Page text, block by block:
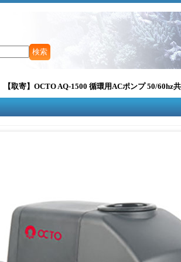
【取寄】OCTO AQ-1500 循環用ACポンプ 50/60hz